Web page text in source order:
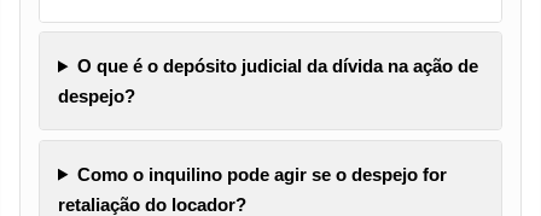
O que é o depósito judicial da dívida na ação de
despejo?
Como o inquilino pode agir se o despejo for
retaliação do locador?